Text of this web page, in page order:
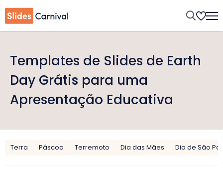
Templates de Slides de Earth
Day Grátis para uma
Apresentação Educativa
Terra Páscoa Terremoto Dia das Mães Dia de São